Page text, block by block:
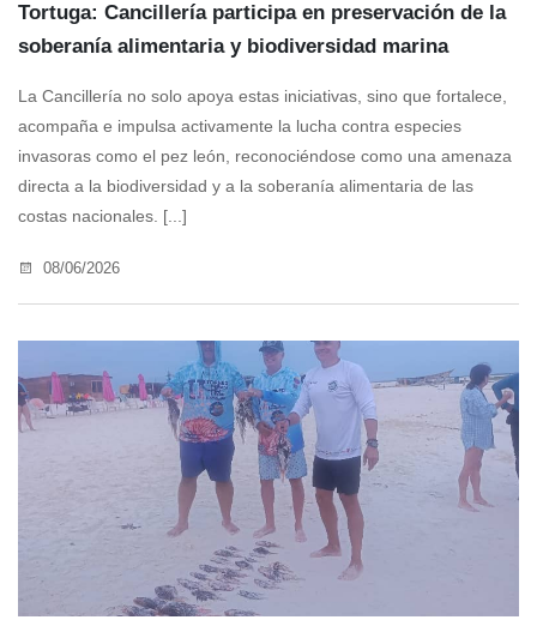
Tortuga: Cancillería participa en preservación de la
soberanía alimentaria y biodiversidad marina
La Cancillería no solo apoya estas iniciativas, sino que fortalece,
acompaña e impulsa activamente la lucha contra especies
invasoras como el pez león, reconociéndose como una amenaza
directa a la biodiversidad y a la soberanía alimentaria de las
costas nacionales. [...]
08/06/2026